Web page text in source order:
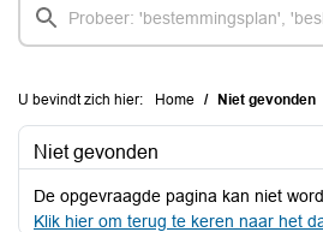
U bevindt zich hier: Home Niet gevonden
Niet gevonden
De opgevraagde pagina kan niet
Klik hier om terug te keren naar het